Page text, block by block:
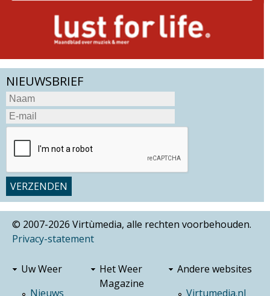
NIEUWSBRIEF
© 2007-2026 Virtùmedia, alle rechten voorbehouden.
Privacy-statement
Uw Weer
Nieuws
Het Weer
Magazine
Andere websites
Virtumedia.nl